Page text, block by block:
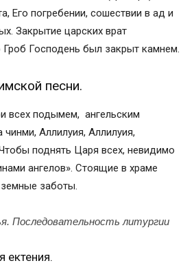
Его погребении, сошествии в ад и
Закрытие царских врат
Гроб Господень был закрыт камнем.
песни.
всех подымем, ангельским
Аллилуия, Аллилуия,
поднять Царя всех, невидимо
ангелов». Стоящие в храме
заботы.
Последовательность литургии
ектения.